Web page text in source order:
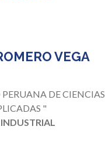
VEGA
DE CIENCIAS
"